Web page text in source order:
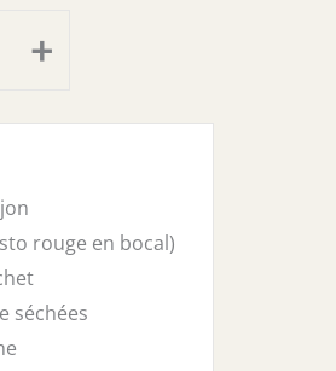
+
rouge en bocal)
séchées